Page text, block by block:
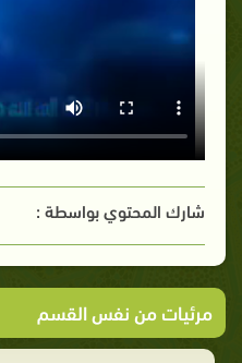
شارك المحتوي بواسطة :
مرئيات من نفس القسم